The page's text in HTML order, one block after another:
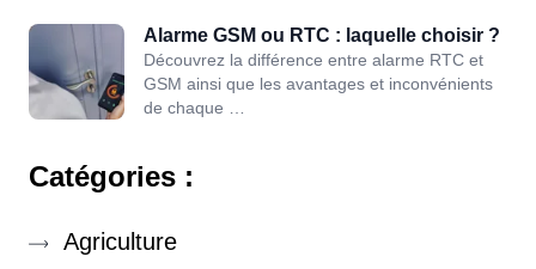
Alarme GSM ou RTC : laquelle choisir ?
Découvrez la différence entre alarme RTC et
GSM ainsi que les avantages et inconvénients
de chaque …
Catégories :
Agriculture